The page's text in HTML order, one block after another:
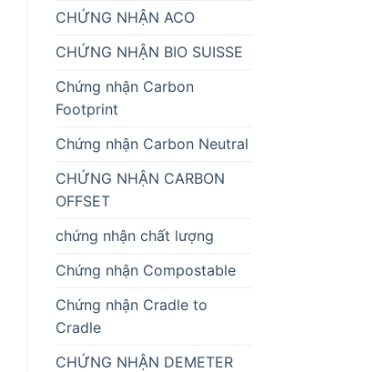
CHỨNG NHẬN ACO
CHỨNG NHẬN BIO SUISSE
Chứng nhận Carbon
Footprint
Chứng nhận Carbon Neutral
CHỨNG NHẬN CARBON
OFFSET
chứng nhận chất lượng
Chứng nhận Compostable
Chứng nhận Cradle to
Cradle
CHỨNG NHẬN DEMETER